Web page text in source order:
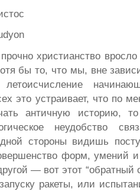
христианство
бы то, что мы, вне
это устраивает, что по
античную историю,
неудобство
стороны видишь
форм, умений
— вот этот “обратный
ракеты, или